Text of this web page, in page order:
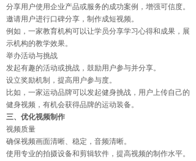
分享用户使用企业产品或服务的成功案例，增强可信度。
邀请用户进行口碑分享，制作成短视频。
例如，一家教育机构可以让学员分享学习心得和成果，展
示机构的教学效果。
举办活动与挑战
发起有趣的活动或挑战，鼓励用户参与并分享。
设立奖励机制，提高用户参与度。
比如，一家运动品牌可以发起健身挑战，用户上传自己的
健身视频，有机会获得品牌的运动装备。
三、优化视频制作
视频质量
确保视频画面清晰、稳定，音频清晰。
使用专业的拍摄设备和剪辑软件，提高视频的制作水平。